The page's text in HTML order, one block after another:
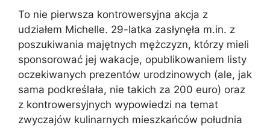
To nie pierwsza kontrowersyjna akcja z
udziałem Michelle. 29-latka zasłynęła m.in. z
poszukiwania majętnych mężczyzn, którzy mieli
sponsorować jej wakacje, opublikowaniem listy
oczekiwanych prezentów urodzinowych (ale, jak
sama podkreślała, nie takich za 200 euro) oraz
z kontrowersyjnych wypowiedzi na temat
zwyczajów kulinarnych mieszkańców południa